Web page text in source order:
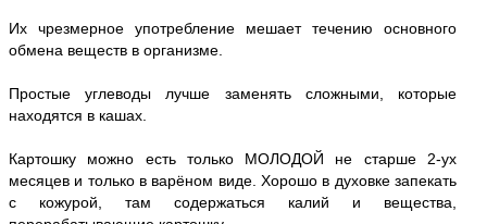
Их чрезмерное употребление мешает течению основного
обмена веществ в организме.
Простые углеводы лучше заменять сложными, которые
находятся в кашах.
Картошку можно есть только МОЛОДОЙ не старше 2-ух
месяцев и только в варёном виде. Хорошо в духовке запекать
с кожурой, там содержаться калий и вещества,